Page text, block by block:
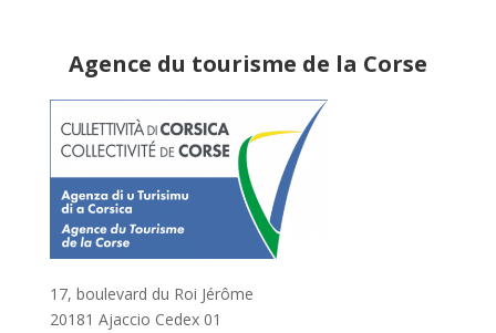
Agence du tourisme de la Corse
17, boulevard du Roi Jérôme
20181 Ajaccio Cedex 01